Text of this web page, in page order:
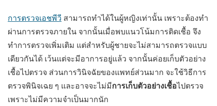
การตรวจเอชพีวี สามารถทำได้ในผู้หญิงเท่านั้น เพราะต้องทำ
ผ่านการตรวจภายใน จากนั้นเมื่อพบแนวโน้มการติดเชื้อ จึง
ทำการตรวจเพิ่มเติม แต่สำหรับผู้ชายจะไม่สามารถตรวจแบบ
เดียวกันได้ เว้นแต่จะมีอาการอยู่แล้ว จากนั้นค่อยเก็บตัวอย่าง
เชื้อไปตรวจ ส่วนการวินิจฉัยของแพทย์ส่วนมาก จะใช้วิธีการ
ตรวจพินิจเฉย ๆ และอาจจะไม่มีการเก็บตัวอย่างเชื้อไปตรวจ
เพราะไม่มีความจำเป็นมากนัก